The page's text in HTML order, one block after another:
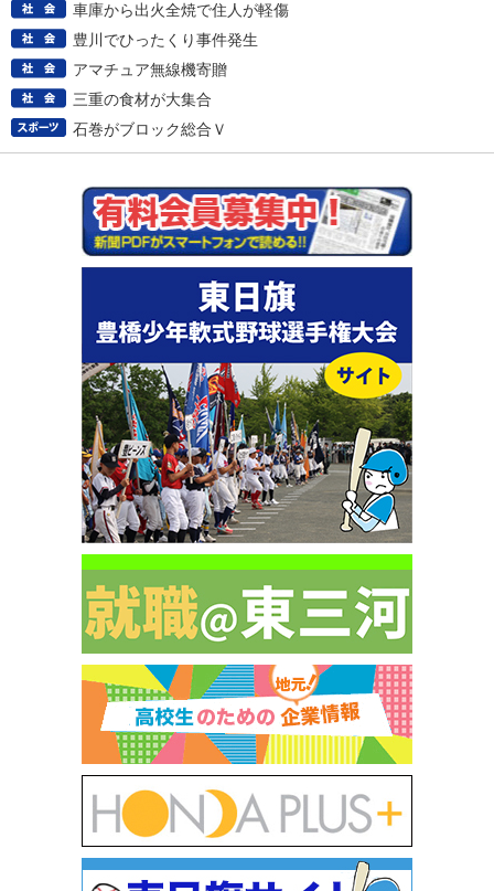
車庫から出火全焼で住人が軽傷
豊川でひったくり事件発生
アマチュア無線機寄贈
三重の食材が大集合
石巻がブロック総合Ｖ